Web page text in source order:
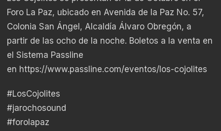
Foro La Paz, ubicado en Avenida de la Paz No. 57,
Colonia San Ángel, Alcaldía Álvaro Obregón, a
partir de las ocho de la noche. Boletos a la venta en
el Sistema Passline
en https://www.passline.com/eventos/los-cojolites
#LosCojolites
#jarochosound
#forolapaz